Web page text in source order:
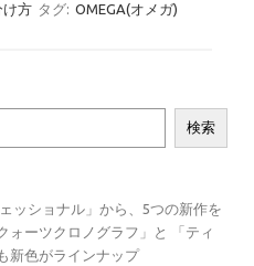
け方 タグ: OMEGA(オメガ)
検索
ッショナル」から、5つの新作を
ォーツクロノグラフ」と 「ティ
新色がラインナップ